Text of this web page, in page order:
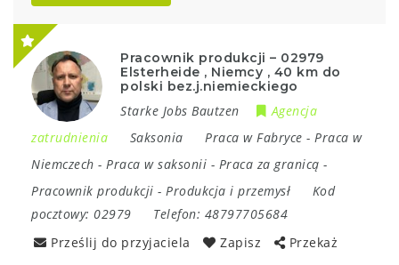
Pracownik produkcji – 02979
Elsterheide , Niemcy , 40 km do
polski bez.j.niemieckiego
Starke Jobs Bautzen
Agencja
zatrudnienia
Saksonia Praca w Fabryce - Praca w
Niemczech - Praca w saksonii - Praca za granicą -
Pracownik produkcji - Produkcja i przemysł
Kod
pocztowy: 02979 Telefon: 48797705684
Prześlij do przyjaciela
Zapisz Przekaż